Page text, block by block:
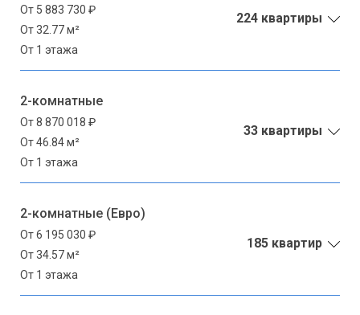
От 5 883 730 ₽
От 32.77 м²
От 1 этажа
224 квартиры
2-комнатные
От 8 870 018 ₽
От 46.84 м²
От 1 этажа
33 квартиры
2-комнатные (Евро)
От 6 195 030 ₽
От 34.57 м²
От 1 этажа
185 квартир